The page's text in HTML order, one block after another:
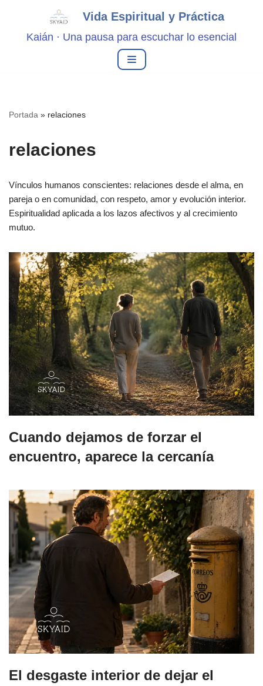
Saltar
Vida Espiritual y Práctica
Kaián · Una pausa para escuchar lo esencial
Portada » relaciones
relaciones
Vínculos humanos conscientes: relaciones desde el alma, en
pareja o en comunidad, con respeto, amor y evolución interior.
Espiritualidad aplicada a los lazos afectivos y al crecimiento
mutuo.
Cuando dejamos de forzar el
encuentro, aparece la cercanía
El desgaste interior de dejar el